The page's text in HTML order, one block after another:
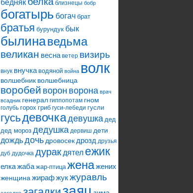
бедняк
близнецы бобр
богатырь богач брат
братья бурундук бык
былинаведьма
великан весна ветер визирь
внук внучка водяной война волк
волшебник волшебница
воробей ворон ворона врач
всадник генерал гиппопотам гном
голубь горох гриб гуси-лебеди гусли
гусьдевочкадевушка дед
дед мороз дедушка дервиш дети
дождьдочь дровосек дрозд друзья
дуб дудочка дурак дятел ежик
елкажаба жар-птица женажених
женщина жирафжукжуравль